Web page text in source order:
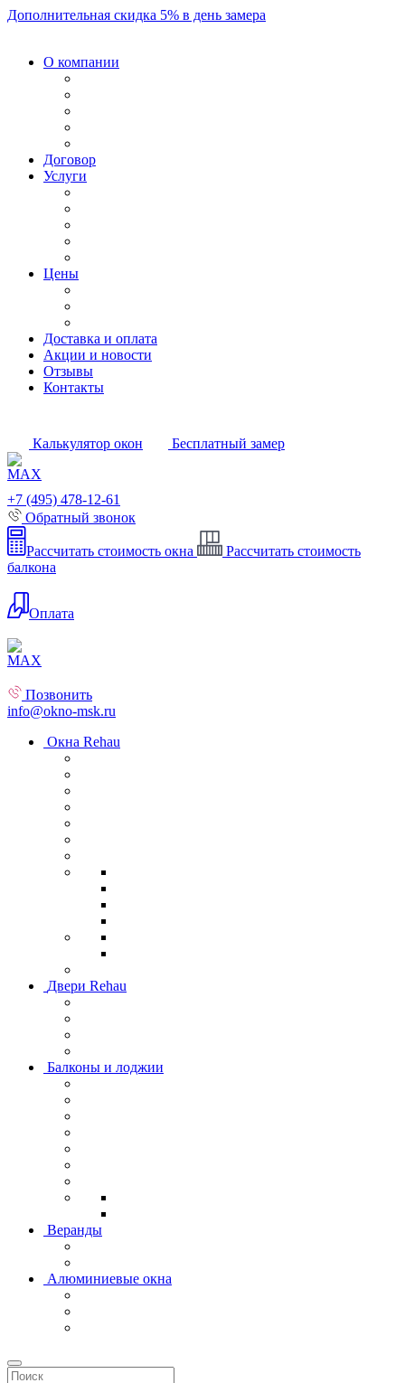
Дополнительная скидка 5% в день замера
О компании
Договор
Услуги
Цены
Доставка и оплата
Акции и новости
Отзывы
Контакты
Калькулятор окон Бесплатный замер
+7 (495) 478-12-61
Обратный звонок
Рассчитать стоимость окна
Рассчитать стоимость
балкона
Оплата
Позвонить
info@okno-msk.ru
Окна Rehau
Двери Rehau
Балконы и лоджии
Веранды
Алюминиевые окна